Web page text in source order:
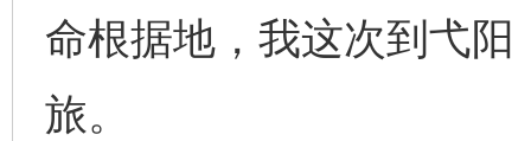
命根据地，我这次到弋
旅。